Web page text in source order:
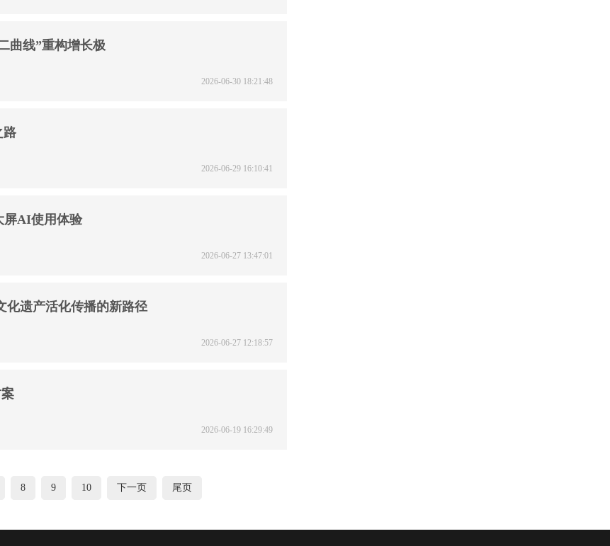
曲线”重构增长极
2026-06-30 18:21:48
路
2026-06-29 16:10:41
屏AI使用体验
2026-06-27 13:47:01
“壁彩京华”探索文化遗产活化传播的新路径
2026-06-27 12:18:57
2026-06-19 16:29:49
8 9 10 下一页 尾页